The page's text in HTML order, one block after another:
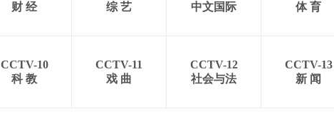
财 经
综 艺
中文国际
体 育
CCTV-10
科 教
CCTV-11
戏 曲
CCTV-12
社会与法
CCTV-13
新 闻